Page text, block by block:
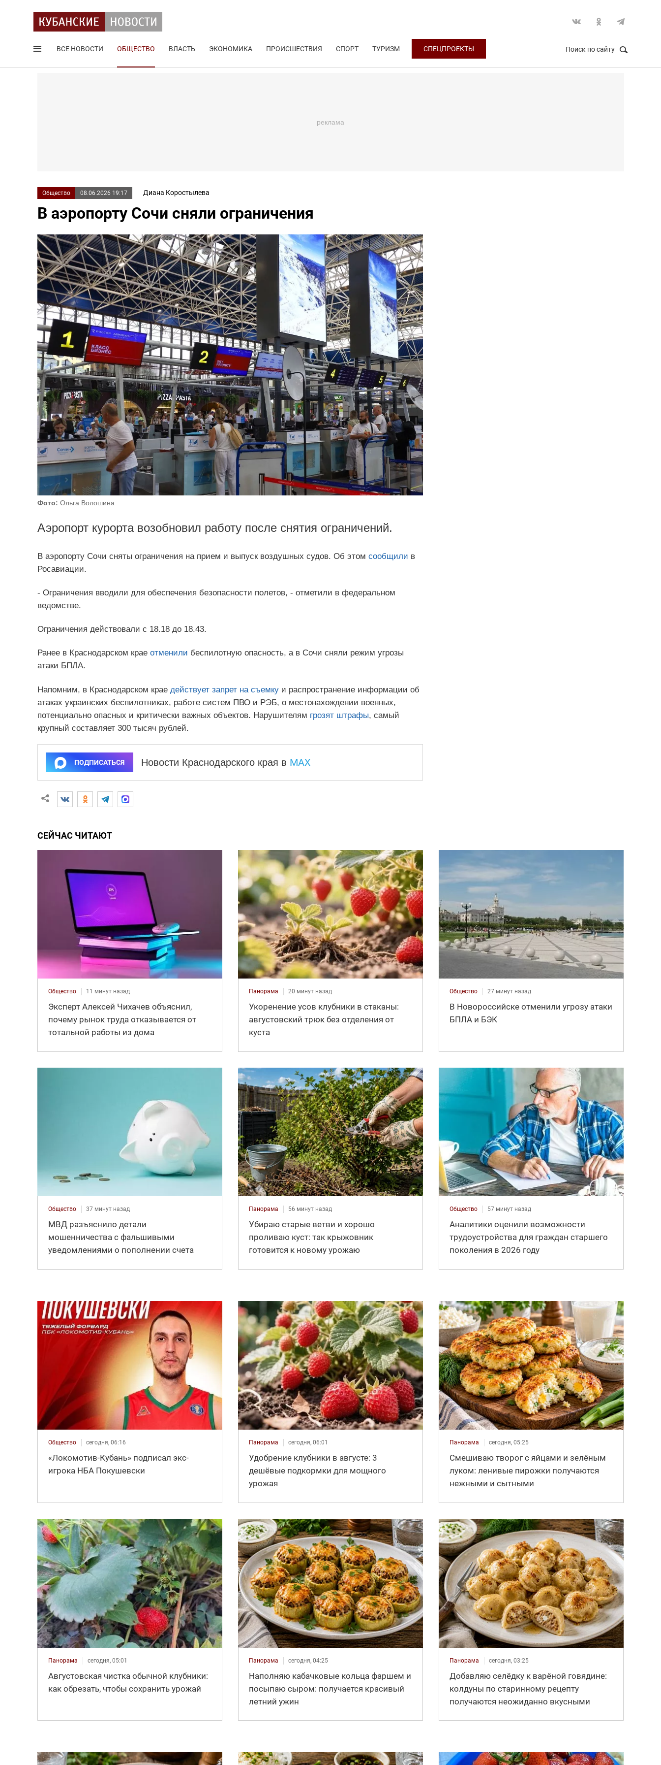
ВСЕ НОВОСТИ ОБЩЕСТВО ВЛАСТЬ ЭКОНОМИКА ПРОИСШЕСТВИЯ СПОРТ ТУРИЗМ СПЕЦПРОЕКТЫ Поиск по сайту
Общество 08.06.2026 19:17 Диана Коростылева
В аэропорту Сочи сняли ограничения
Фото: Ольга Волошина
Аэропорт курорта возобновил работу после снятия ограничений.
В аэропорту Сочи сняты ограничения на прием и выпуск воздушных судов. Об этом сообщили в
Росавиации.
- Ограничения вводили для обеспечения безопасности полетов, - отметили в федеральном
ведомстве.
Ограничения действовали с 18.18 до 18.43.
Ранее в Краснодарском крае отменили беспилотную опасность, а в Сочи сняли режим угрозы
атаки БПЛА.
Напомним, в Краснодарском крае действует запрет на съемкуи распространение информации об
атаках украинских беспилотниках, работе систем ПВО и РЭБ, о местонахождении военных,
потенциально опасных и критически важных объектов. Нарушителям грозят штрафы, самый
крупный составляет 300 тысяч рублей.
ПОДПИСАТЬСЯ Новости Краснодарского края в MAX
СЕЙЧАС ЧИТАЮТ
Общество 11 минут назад
Эксперт Алексей Чихачев объяснил,
почему рынок труда отказывается от
тотальной работы из дома
Панорама 20 минут назад
Укоренение усов клубники в стаканы:
августовский трюк без отделения от
куста
Общество 27 минут назад
В Новороссийске отменили угрозу атаки
БПЛА и БЭК
Общество 37 минут назад
МВД разъяснило детали
мошенничества с фальшивыми
уведомлениями о пополнении счета
Панорама 56 минут назад
Убираю старые ветви и хорошо
проливаю куст: так крыжовник
готовится к новому урожаю
Общество 57 минут назад
Аналитики оценили возможности
трудоустройства для граждан старшего
поколения в 2026 году
Общество сегодня, 06:16
«Локомотив-Кубань» подписал экс-
игрока НБА Покушевски
Панорама сегодня, 06:01
Удобрение клубники в августе: 3
дешёвые подкормки для мощного
урожая
Панорама сегодня, 05:25
Смешиваю творог с яйцами и зелёным
луком: ленивые пирожки получаются
нежными и сытными
Панорама сегодня, 05:01
Августовская чистка обычной клубники:
как обрезать, чтобы сохранить урожай
Панорама сегодня, 04:25
Наполняю кабачковые кольца фаршем и
посыпаю сыром: получается красивый
летний ужин
Панорама сегодня, 03:25
Добавляю селёдку к варёной говядине:
колдуны по старинному рецепту
получаются неожиданно вкусными